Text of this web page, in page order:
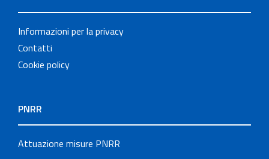
Informazioni per la privacy
Contatti
Cookie policy
PNRR
Attuazione misure PNRR